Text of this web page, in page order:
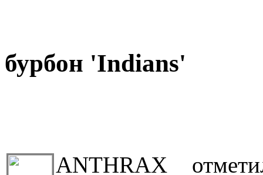
бурбон 'Indians'
ANTHRAX